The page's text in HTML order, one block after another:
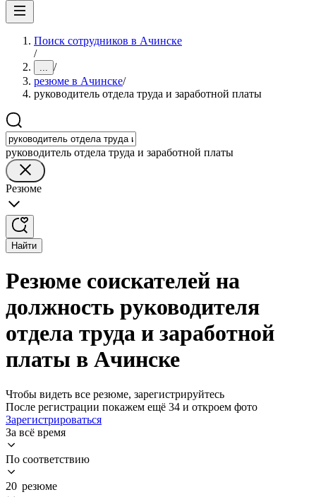
Поиск сотрудников в Ачинске
/
... /
резюме в Ачинске/
руководитель отдела труда и заработной платы
руководитель отдела труда и заработной платы
Резюме
Найти
Резюме соискателей на
должность руководителя
отдела труда и заработной
платы в Ачинске
Чтобы видеть все резюме, зарегистрируйтесь
После регистрации покажем ещё 34 и откроем фото
Зарегистрироваться
За всё время
По соответствию
20 резюме